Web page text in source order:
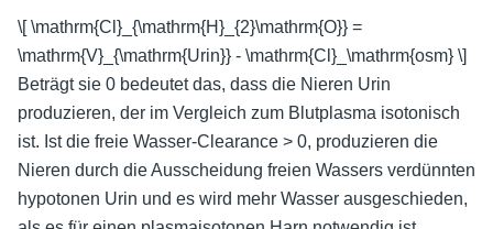
\[ \mathrm{Cl}_{\mathrm{H}_{2}\mathrm{O}} =
\mathrm{V}_{\mathrm{Urin}} - \mathrm{Cl}_\mathrm{osm} \]
Beträgt sie 0 bedeutet das, dass die Nieren Urin
produzieren, der im Vergleich zum Blutplasma isotonisch
ist. Ist die freie Wasser-Clearance > 0, produzieren die
Nieren durch die Ausscheidung freien Wassers verdünnten
hypotonen Urin und es wird mehr Wasser ausgeschieden,